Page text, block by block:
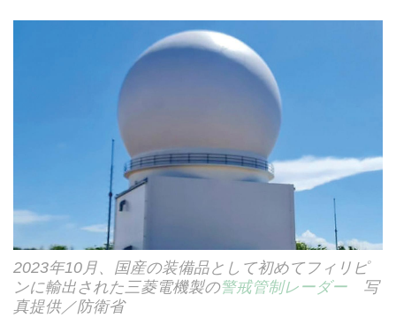
2023年10月、国産の装備品として初めてフィリピ
ンに輸出された三菱電機製の警戒管制レーダー 写
真提供／防衛省